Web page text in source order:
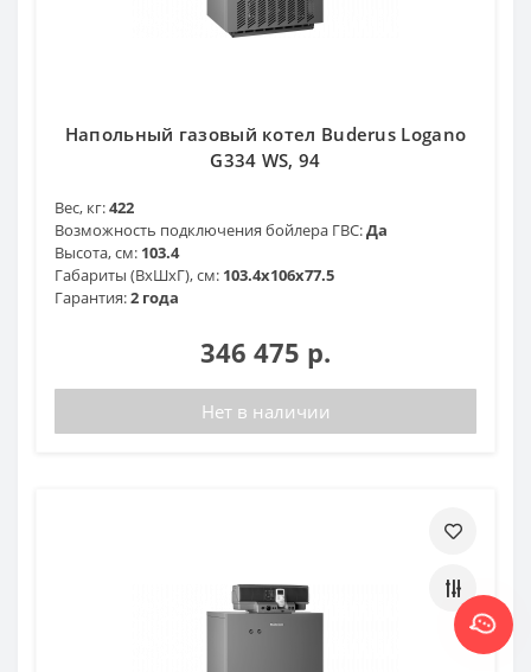
Напольный газовый котел Buderus Logano
G334 WS, 94
Вес, кг:422
Возможность подключения бойлера ГВС:Да
Высота, см: 103.4
Габариты (ВхШхГ), см: 103.4х106х77.5
Гарантия:2 года
346 475 р.
Нет в наличии